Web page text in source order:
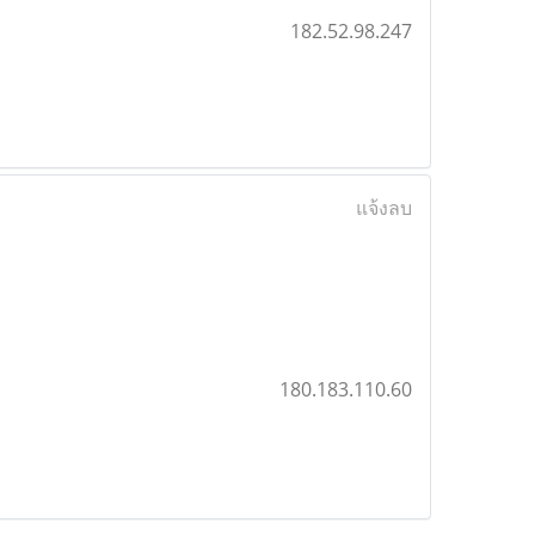
182.52.98.247
แจ้งลบ
180.183.110.60